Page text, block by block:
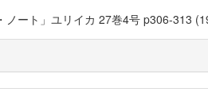
ート」ユリイカ 27巻4号 p306-313